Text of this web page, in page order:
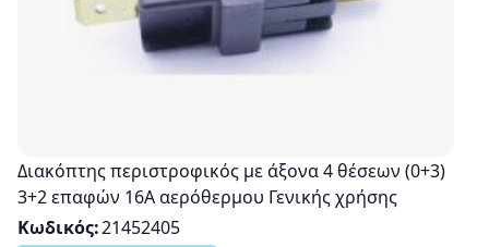
Διακόπτης περιστροφικός με άξονα 4 θέσεων (0+3)
3+2 επαφών 16A αερόθερμου Γενικής χρήσης
Κωδικός 21452405